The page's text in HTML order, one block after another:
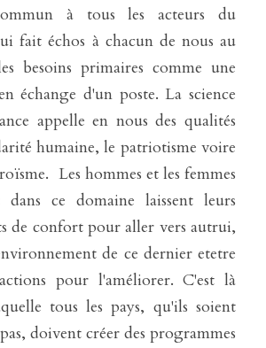
à tous les acteurs du
fait échos à chacun de nous au
besoins primaires comme une
échange d'un poste. La science
appelle en nous des qualités
humaine, le patriotisme voire
Les hommes et les femmes
ce domaine laissent leurs
de confort pour aller vers autrui,
de ce dernier etetre
pour l'améliorer. C'est là
tous les pays, qu'ils soient
doivent créer des programmes